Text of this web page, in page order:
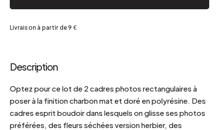
Livraison à partir de 9 €
Description
Optez pour ce lot de 2 cadres photos rectangulaires à
poser à la finition charbon mat et doré en polyrésine. Des
cadres esprit boudoir dans lesquels on glisse ses photos
préférées, des fleurs séchées version herbier, des